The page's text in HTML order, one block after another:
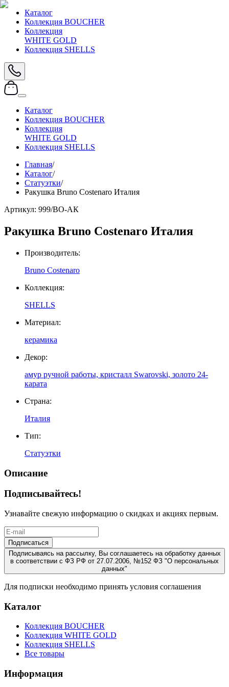
Каталог
Коллекция BOUCHER
Коллекция
WHITE GOLD
Коллекция SHELLS
Каталог
Коллекция BOUCHER
Коллекция
WHITE GOLD
Коллекция SHELLS
Главная/
Каталог/
Статуэтки/
Ракушка Bruno Costenaro Италия
Артикул: 999/BO-АК
Ракушка Bruno Costenaro Италия
Производитель:
Bruno Costenaro
Коллекция:
SHELLS
Материал:
керамика
Декор:
амур ручной работы, кристалл Swarovski, золото 24-
карата
Страна:
Италия
Тип:
Статуэтки
Описание
Подписывайтесь!
Узнавайте свежую информацию о скидках и акциях первым.
Подписаться
Подписываясь на рассылку, Вы соглашаетесь на обработку данных
в соответствии с ФЗ РФ от 27.07.2006, №152 ФЗ "О персональных
данных"
Для подписки необходимо принять условия соглашения
Каталог
Коллекция BOUCHER
Коллекция WHITE GOLD
Коллекция SHELLS
Все товары
Информация